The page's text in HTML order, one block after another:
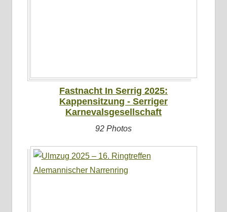
Fastnacht In Serrig 2025:
Kappensitzung - Serriger
Karnevalsgesellschaft
92 Photos